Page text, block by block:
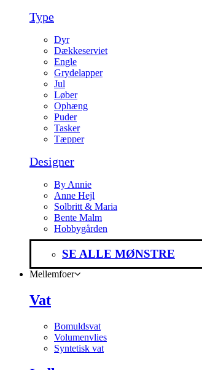
Type
Dyr
Dækkeserviet
Engle
Grydelapper
Jul
Løber
Ophæng
Puder
Tasker
Tæpper
Designer
By Annie
Anne Hejl
Solbritt & Maria
Bente Malm
Hobbygården
SE ALLE MØNSTRE
Mellemfoer
Vat
Bomuldsvat
Volumenvlies
Syntetisk vat